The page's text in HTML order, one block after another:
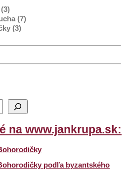
(7)
(3)
na www.jankrupa.sk:
podľa byzantského